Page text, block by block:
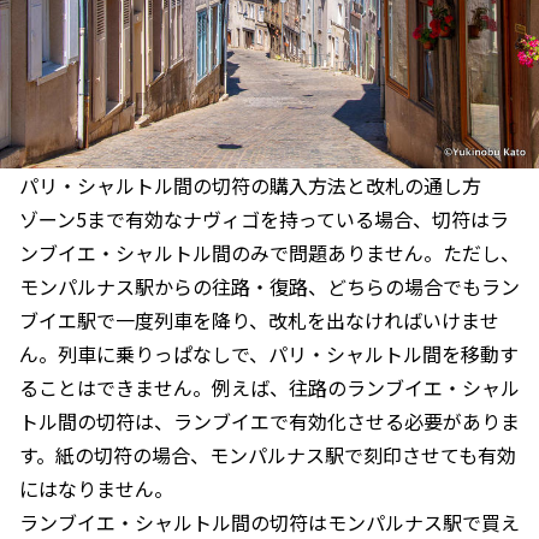
パリ・シャルトル間の切符の購入方法と改札の通し方
ゾーン5まで有効なナヴィゴを持っている場合、切符はラ
ンブイエ・シャルトル間のみで問題ありません。ただし、
モンパルナス駅からの往路・復路、どちらの場合でもラン
ブイエ駅で一度列車を降り、改札を出なければいけませ
ん。列車に乗りっぱなしで、パリ・シャルトル間を移動す
ることはできません。例えば、往路のランブイエ・シャル
トル間の切符は、ランブイエで有効化させる必要がありま
す。紙の切符の場合、モンパルナス駅で刻印させても有効
にはなりません。
ランブイエ・シャルトル間の切符はモンパルナス駅で買え